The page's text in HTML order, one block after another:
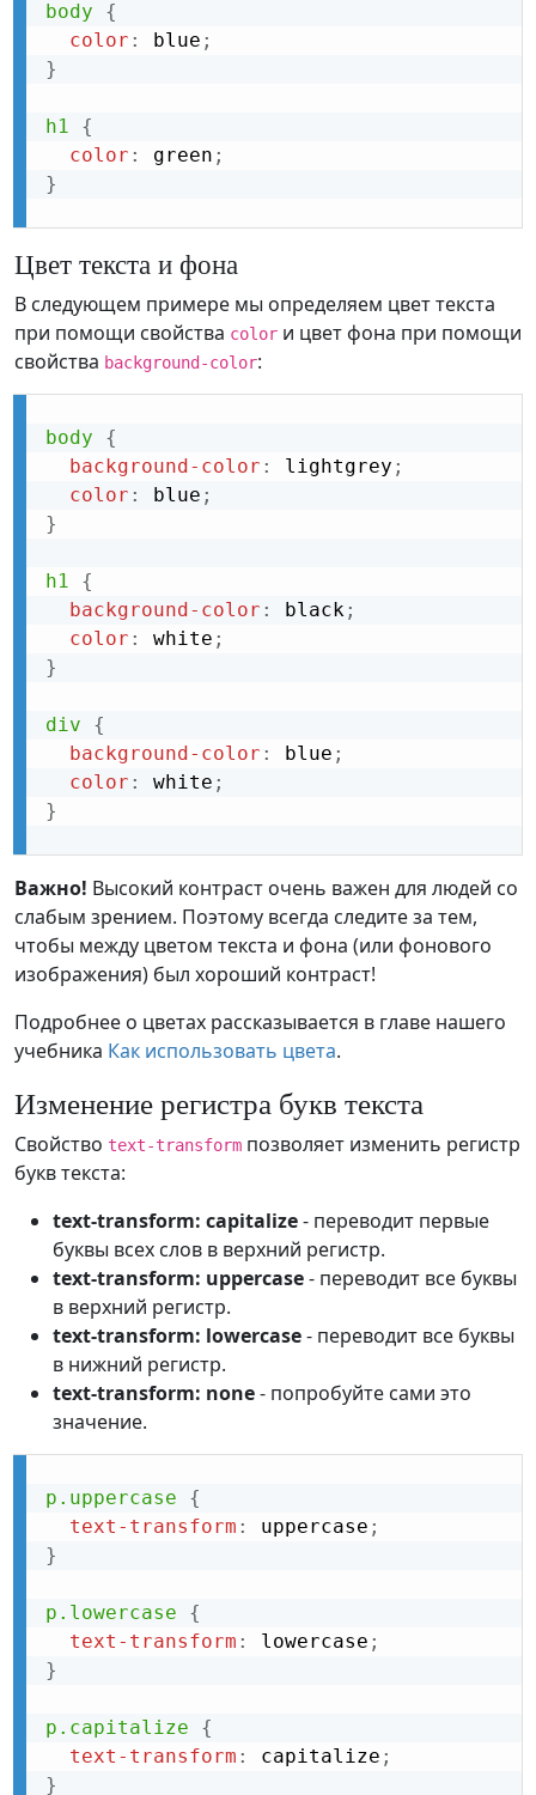
body
{
color : blue ;
}
h1
{
color : green ;
}
Цвет текста и фона
В следующем примере мы определяем цвет текста
при помощи свойства color и цвет фона при помощи
свойства background-color:
body
{
background-color : lightgrey ;
color : blue ;
}
h1
{
background-color : black;
color : white ;
}
div
{
background-color : blue ;
color : white ;
}
Важно! Высокий контраст очень важен для людей со
слабым зрением. Поэтому всегда следите за тем,
чтобы между цветом текста и фона (или фонового
изображения) был хороший контраст!
Подробнее о цветах рассказывается в главе нашего
учебника Как использовать цвета.
Изменение регистра букв текста
Свойство text-transform позволяет изменить регистр
букв текста:
text-transform: capitalize- переводит первые
буквы всех слов в верхний регистр.
text-transform: uppercase- переводит все буквы
в верхний регистр.
text-transform: lowercase- переводит все буквы
в нижний регистр.
text-transform: none- попробуйте сами это
значение.
p.uppercase
{
text-transform : uppercase ;
}
p.lowercase
{
text-transform : lowercase ;
}
p.capitalize
{
text-transform : capitalize ;
}